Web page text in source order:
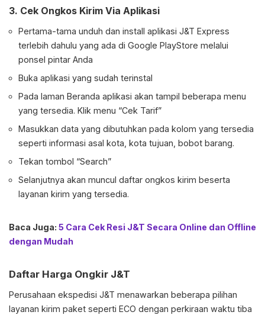
3. Cek Ongkos Kirim Via Aplikasi
Pertama-tama unduh dan install aplikasi J&T Express
terlebih dahulu yang ada di Google PlayStore melalui
ponsel pintar Anda
Buka aplikasi yang sudah terinstal
Pada laman Beranda aplikasi akan tampil beberapa menu
yang tersedia. Klik menu “Cek Tarif”
Masukkan data yang dibutuhkan pada kolom yang tersedia
seperti informasi asal kota, kota tujuan, bobot barang.
Tekan tombol “Search”
Selanjutnya akan muncul daftar ongkos kirim beserta
layanan kirim yang tersedia.
Baca Juga: 5 Cara Cek Resi J&T Secara Online dan Offline
dengan Mudah
Daftar Harga Ongkir J&T
Perusahaan ekspedisi J&T menawarkan beberapa pilihan
layanan kirim paket seperti ECO dengan perkiraan waktu tiba